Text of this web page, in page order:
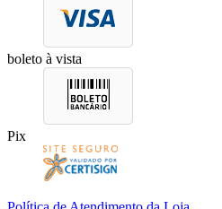
boleto à vista
Pix